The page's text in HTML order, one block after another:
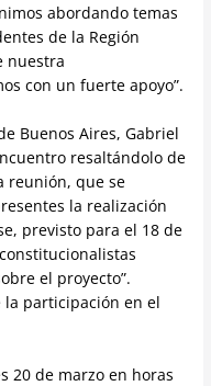
abordando temas
de la Región
nuestra
con un fuerte apoyo”.
Buenos Aires, Gabriel
resaltándolo de
reunión, que se
la realización
previsto para el 18 de
el proyecto”.
participación en el
20 de marzo en horas